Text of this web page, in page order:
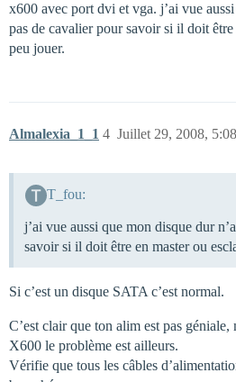
x600 avec port dvi et vga. j’ai vue
pas de cavalier pour savoir si il doit être
peu jouer.
Almalexia_1_1 Juillet 29, 2008, 5:08
4
T_fou:
j’ai vue aussi que mon disque dur
savoir si il doit être en master ou
Si c’est un disque SATA c’est normal.
C’est clair que ton alim est pas
X600 le problème est ailleurs.
Vérifie que tous les câbles